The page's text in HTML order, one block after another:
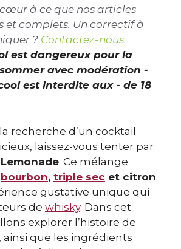
à ce que nos articles
et complets. Un correctif à
? Contactez-nous.
est dangereux pour la
avec modération -
est interdite aux - de 18
recherche d’un cocktail
laissez-vous tenter par
. Ce mélange
bourbon, triple sec et citron
gustative unique qui
de whisky. Dans cet
explorer l’histoire de
ainsi que les ingrédients